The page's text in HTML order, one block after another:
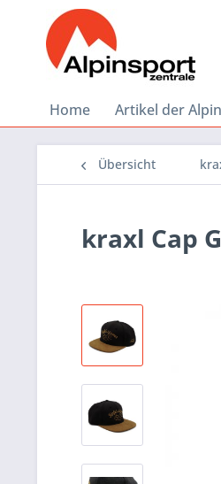
Home Artikel der
Übersicht
kraxl Cap